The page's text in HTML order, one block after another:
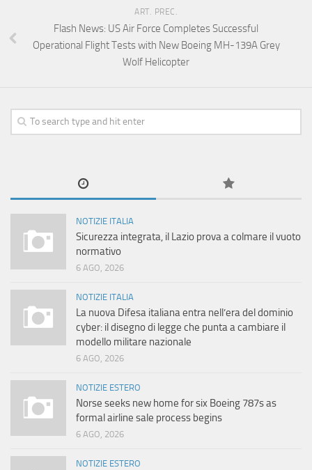
ART. PREC.
Flash News: US Air Force Completes Successful
Operational Flight Tests with New Boeing MH-139A Grey
Wolf Helicopter
NOTIZIE ITALIA
Sicurezza integrata, il Lazio prova a colmare il vuoto
normativo
6 AGO, 2026
NOTIZIE ITALIA
La nuova Difesa italiana entra nell’era del dominio
cyber: il disegno di legge che punta a cambiare il
modello militare nazionale
6 AGO, 2026
NOTIZIE ESTERO
Norse seeks new home for six Boeing 787s as
formal airline sale process begins
6 AGO, 2026
NOTIZIE ESTERO